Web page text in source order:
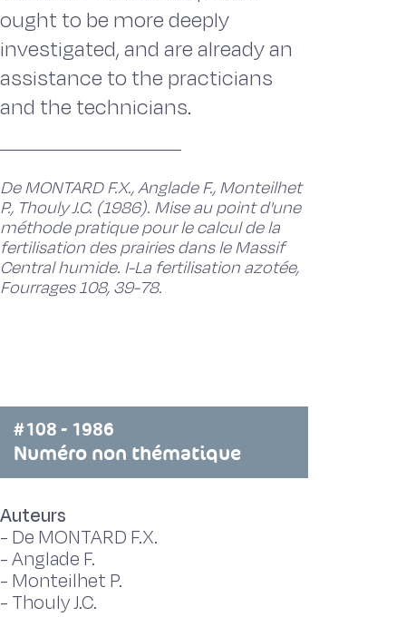
ought to be more deeply
investigated, and are already an
assistance to the practicians
and the technicians.
De MONTARD F.X., Anglade F., Monteilhet
P., Thouly J.C. (1986). Mise au point d'une
méthode pratique pour le calcul de la
fertilisation des prairies dans le Massif
Central humide. I-La fertilisation azotée,
Fourrages 108, 39-78.
#108 - 1986
Numéro non thématique
Auteurs
- De MONTARD F.X.
-Anglade F.
- Monteilhet P.
- Thouly J.C.